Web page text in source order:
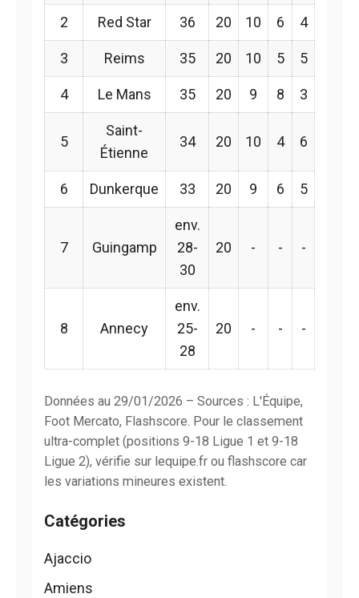
2 Red Star 36 20 10 6 4
3 Reims 35 20 10 5 5
4 Le Mans 35 20 9 8 3
5
Saint-
Étienne
34 20 10 4 6
6 Dunkerque 33 20 9 6 5
7 Guingamp
env.
28-
30
20 - - -
8 Annecy
env.
25-
28
20 - - -
Données au 29/01/2026 – Sources : L'Équipe,
Foot Mercato, Flashscore. Pour le classement
ultra-complet (positions 9-18 Ligue 1 et 9-18
Ligue 2), vérifie sur lequipe.fr ou flashscore car
les variations mineures existent.
Catégories
Ajaccio
Amiens